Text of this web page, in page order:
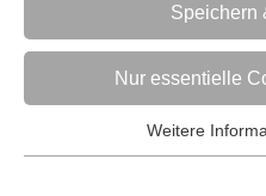
Grundschulkinder
Jugendliche
Speichern
Nur essentielle
Essentielle Cookies werden
Weitere